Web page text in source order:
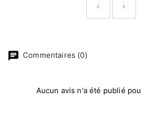
chat Commentaires (0)
Aucun avis n'a été publié